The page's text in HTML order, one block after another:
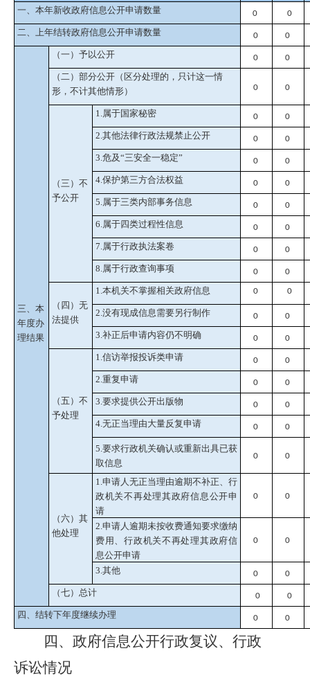
一、本年新收政府信息公开申请数量 0 0
二、上年结转政府信息公开申请数量 0 0
三、本
年度办
理结果
（一）予以公开 0 0
（二）部分公开 （区分处理的，只计这一情
形，不计其他情形）
0 0
（三）不
予公开
1.属于国家秘密 0 0
2.其他法律行政法规禁止公开 0 0
3.危及“三安全一稳定” 0 0
4.保护第三方合法权益 0 0
5.属于三类内部事务信息 0 0
6.属于四类过程性信息 0 0
7.属于行政执法案卷 0 0
8.属于行政查询事项 0 0
（四）无
法提供
1.本机关不掌握相关政府信息 0 0
2.没有现成信息需要另行制作 0 0
3.补正后申请内容仍不明确 0 0
（五）不
予处理
1.信访举报投诉类申请 0 0
2.重复申请 0 0
3.要求提供公开出版物 0 0
4.无正当理由大量反复申请 0 0
5.要求行政机关确认或重新出具已获
取信息
0 0
（六）其
他处理
1.申请人无正当理由逾期不补正、行
政机关不再处理其政府信息公开申
请
0 0
2.申请人逾期未按收费通知要求缴纳
费用、行政机关不再处理其政府信
息公开申请
0 0
3.其他 0 0
（七）总计 0 0
四、结转下年度继续办理 0 0
四、 政府信息公开行政复议、行政
诉讼情况